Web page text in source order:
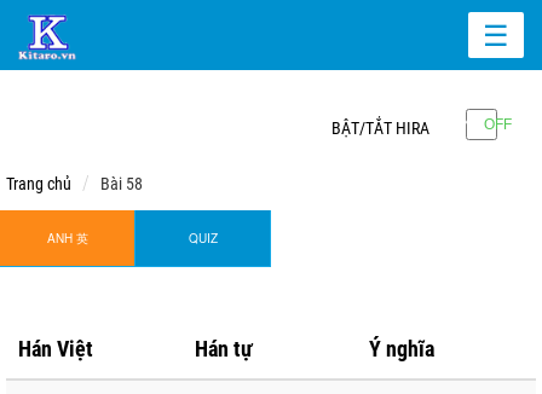
☰
BẬT/TẮT HIRA
Trang chủ Bài 58
ANH 英 QUIZ
Hán Việt Hán tự Ý nghĩa